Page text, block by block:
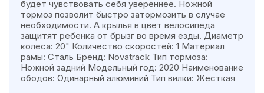
будет чувствовать себя увереннее. Ножной
тормоз позволит быстро затормозить в случае
необходимости. А крылья в цвет велосипеда
защитят ребенка от брызг во время езды. Диаметр
колеса: 20" Количество скоростей: 1 Материал
рамы: Сталь Бренд: Novatrack Тип тормоза:
Ножной задний Модельный год: 2020 Наименование
ободов: Одинарный алюминий Тип вилки: Жесткая